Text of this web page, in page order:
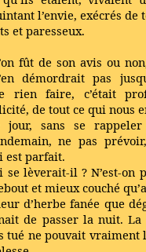
l’envie, exécrés de
et paresseux.
fût de son avis ou
démordrait pas
rien faire, c’était
de tout ce qui nous
sans se rappeler
ne pas
est parfait.
lèverait-il ? N’est-on
et mieux couché
d’herbe fanée que
de passer la nuit. La
tué ne pouvait vraiment